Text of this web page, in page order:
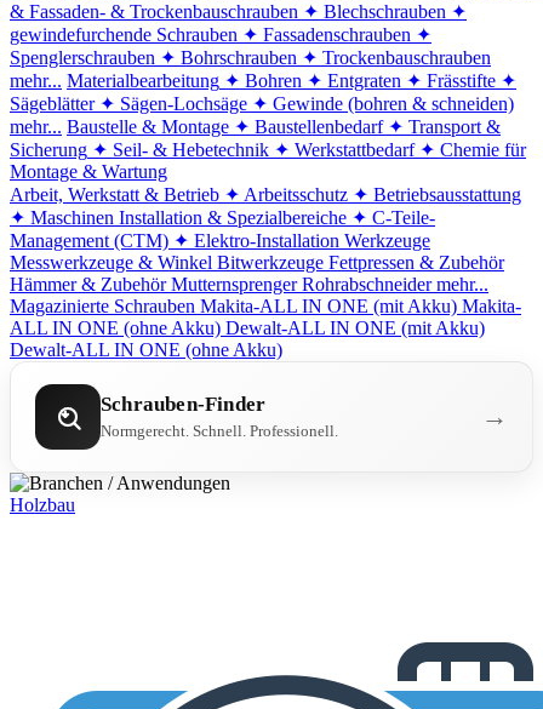
& Fassaden- & Trockenbauschrauben ✦ Blechschrauben ✦
gewindefurchende Schrauben ✦ Fassadenschrauben ✦
Spenglerschrauben ✦ Bohrschrauben ✦ Trockenbauschrauben
mehr... Materialbearbeitung ✦ Bohren ✦ Entgraten ✦ Frässtifte ✦
Sägeblätter ✦ Sägen-Lochsäge ✦ Gewinde (bohren & schneiden)
mehr... Baustelle & Montage ✦ Baustellenbedarf ✦ Transport &
Sicherung ✦ Seil- & Hebetechnik ✦ Werkstattbedarf ✦ Chemie für
Montage & Wartung
Arbeit, Werkstatt & Betrieb ✦ Arbeitsschutz ✦ Betriebsausstattung
✦ Maschinen Installation & Spezialbereiche ✦ C-Teile-
Management (CTM) ✦ Elektro-Installation Werkzeuge
Messwerkzeuge & Winkel Bitwerkzeuge Fettpressen & Zubehör
Hämmer & Zubehör Mutternsprenger Rohrabschneider mehr...
Magazinierte Schrauben Makita-ALL IN ONE (mit Akku) Makita-
ALL IN ONE (ohne Akku) Dewalt-ALL IN ONE (mit Akku)
Dewalt-ALL IN ONE (ohne Akku)
Schrauben-Finder
Normgerecht. Schnell. Professionell. →
Holzbau